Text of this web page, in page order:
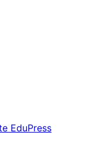
EduPress